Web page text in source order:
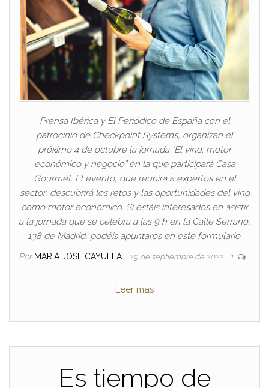
Prensa Ibérica y El Periódico de España con el
patrocinio de Checkpoint Systems, organizan el
próximo 4 de octubre la jornada “El vino: motor
económico y negocio” en la que participará Casa
Gourmet. El evento, que reunirá a expertos en el
sector, descubrirá los retos y las oportunidades del vino
como motor económico. Si estáis interesados en asistir
a la jornada que se celebra a las 9 h en la Calle Serrano,
138 de Madrid, podéis apuntaros en este formulario.
Por MARIA JOSE CAYUELA 29 de septiembre de 2022 1
Leer más
Es tiempo de